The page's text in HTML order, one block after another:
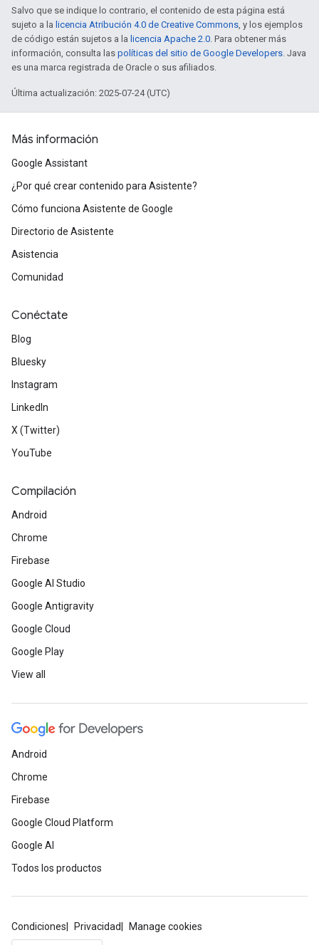
Salvo que se indique lo contrario, el contenido de esta página está
sujeto a la licencia Atribución 4.0 de Creative Commons, y los ejemplos
de código están sujetos a la licencia Apache 2.0. Para obtener más
información, consulta las políticas del sitio de Google Developers. Java
es una marca registrada de Oracle o sus afiliados.
Última actualización: 2025-07-24 (UTC)
Más información
Google Assistant
¿Por qué crear contenido para Asistente?
Cómo funciona Asistente de Google
Directorio de Asistente
Asistencia
Comunidad
Conéctate
Blog
Bluesky
Instagram
LinkedIn
X (Twitter)
YouTube
Compilación
Android
Chrome
Firebase
Google AI Studio
Google Antigravity
Google Cloud
Google Play
View all
Android
Chrome
Firebase
Google Cloud Platform
Google AI
Todos los productos
Condiciones Privacidad Manage cookies